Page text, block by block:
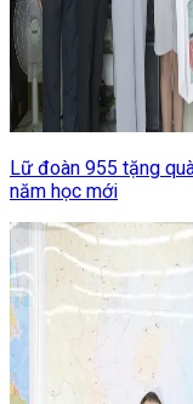
Lữ đoàn 955 tặng
năm học mới